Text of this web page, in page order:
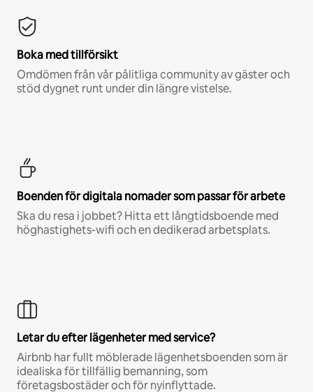
Boka med tillförsikt
Omdömen från vår pålitliga community av gäster och
stöd dygnet runt under din längre vistelse.
Boenden för digitala nomader som passar för arbete
Ska du resa i jobbet? Hitta ett långtidsboende med
höghastighets-wifi och en dedikerad arbetsplats.
Letar du efter lägenheter med service?
Airbnb har fullt möblerade lägenhetsboenden som är
idealiska för tillfällig bemanning, som
företagsbostäder och för nyinflyttade.